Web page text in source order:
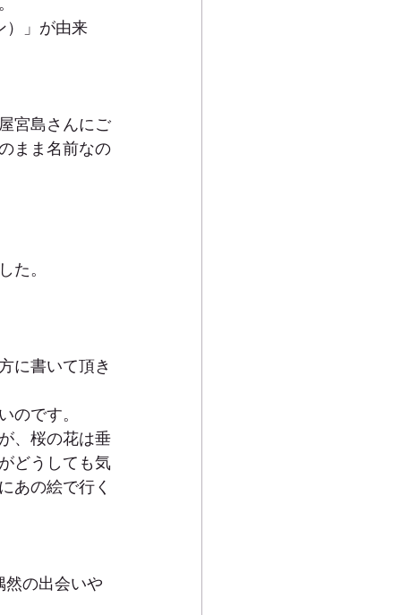
）」が由来
宮島さんにご
まま名前なの
た。
に書いて頂き
のです。
、桜の花は垂
どうしても気
あの絵で行く
然の出会いや